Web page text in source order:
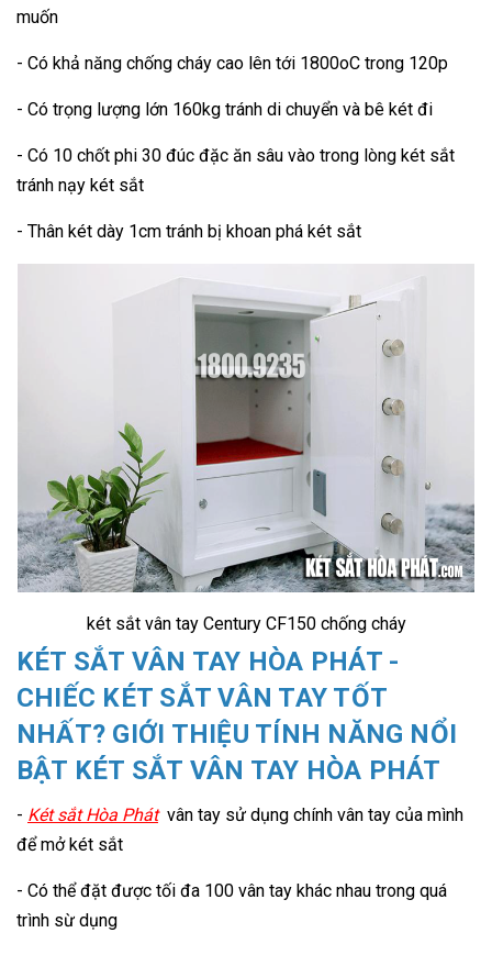
muốn
- Có khả năng chống cháy cao lên tới 1800oC trong 120p
- Có trọng lượng lớn 160kg tránh di chuyển và bê két đi
- Có 10 chốt phi 30 đúc đặc ăn sâu vào trong lòng két sắt
tránh nạy két sắt
- Thân két dày 1cm tránh bị khoan phá két sắt
két sắt vân tay Century CF150 chống cháy
KÉT SẮT VÂN TAY HÒA PHÁT -
CHIẾC KÉT SẮT VÂN TAY TỐT
NHẤT? GIỚI THIỆU TÍNH NĂNG NỔI
BẬT KÉT SẮT VÂN TAY HÒA PHÁT
- Két sắt Hòa Phátvân tay sử dụng chính vân tay của mình
để mở két sắt
- Có thể đặt được tối đa 100 vân tay khác nhau trong quá
trình sừ dụng